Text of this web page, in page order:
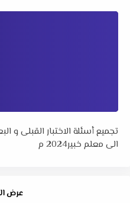
تجميع أسئلة الاختبار القبلى و
الى معلم خبير2024 م
عرض